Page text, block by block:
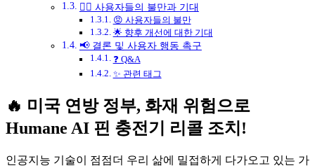
🚶‍♂️ 사용자들의 불만과 기대
😡 사용자들의 불만
🌟 향후 개선에 대한 기대
📢 결론 및 사용자 행동 촉구
❓ Q&A
✨ 관련 태그
🔥 미국 연방 정부, 화재 위험으로
Humane AI 핀 충전기 리콜 조치!
인공지능 기술이 점점더 우리 삶에 밀접하게 다가오고 있는 가